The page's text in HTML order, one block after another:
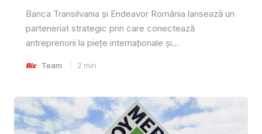
Banca Transilvania și Endeavor România lansează un
parteneriat strategic prin care conectează
antreprenorii la piețe internaționale și...
Team 2 min